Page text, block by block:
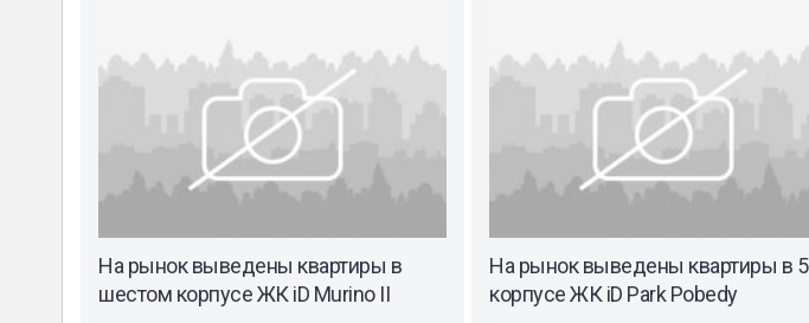
На рынок выведены квартиры в
шестом корпусе ЖК iD Murino II
На рынок выведены квартиры в 5
корпусе ЖК iD Park Pobedy